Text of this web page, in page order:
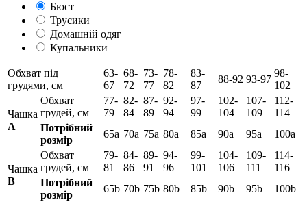
Бюст
Трусики
Домашній одяг
Купальники
Обхват під
грудями, см
63-
67
68-
72
73-
77
78-
82
83-
87
88-92 93-97
98-
102
Чашка
А
Обхват
грудей, см
77-
79
82-
84
87-
89
92-
94
97-
99
102-
104
107-
109
112-
114
Потрібний
розмір
65а 70а 75а 80а 85а 90а 95а 100а
Чашка
B
Обхват
грудей, см
79-
81
84-
86
89-
91
94-
96
99-
101
104-
106
109-
111
114-
116
Потрібний
розмір
65b 70b 75b 80b 85b 90b 95b 100b